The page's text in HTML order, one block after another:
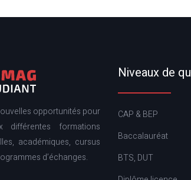
opportunités pour
différentes formations
académiques, cursus
d’échanges.
Niveaux de
CAP & BEP
Baccalauréat
BTS, DUT